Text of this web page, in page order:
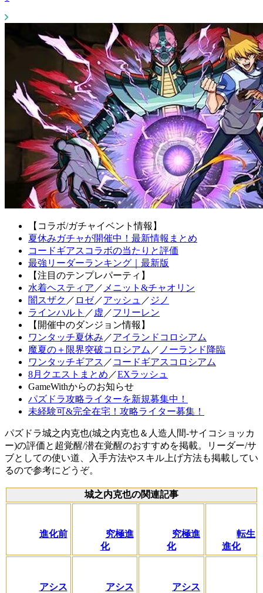
【コラボ/ガチャイベント情報】
夏休みガチャが開催中！最新情報まとめ
コードギアスコラボの当たりと評価
最強リーダーランキング｜最新版
【注目のテンプレパーティ】
水着ヘスティア ／ メニット&チャオリン
闇スザク ／ ロゼ／アッシュ ／ ジノ
ラインハルト ／ 虚 ／フリーレン
【開催中のダンジョン情報】
ワンタッチ夏休み ／アイランドコロシアム
魔夏の＋限界突破コロシアム ／ ノーランド降臨
ワンタッチギアス ／ コードギアスコロシアム
8月クエストまとめ ／EXラッシュ
GameWithからのお知らせ
パズドラ攻略ライターを新規募集中！
未経験可&完全在宅！攻略ライター募集！
パズドラ城之内克也(城之内克也＆人造人間-サイコショッカ
ー)の評価と超覚醒/潜在覚醒のおすすめを掲載。リーダー/サ
ブとしての使い道、入手方法やスキル上げ方法も掲載してい
るので参考にどうぞ。
城之内克也の関連記事
進化前
究極進
化
究極進
化
転生
進化
アシス
アシス
アシス